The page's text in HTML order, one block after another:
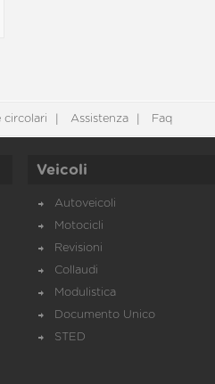
circolari Assistenza Faq
Veicoli
Autoveicoli
Motocicli
Revisioni
Collaudi
Modulistica
Documento Unico
STED